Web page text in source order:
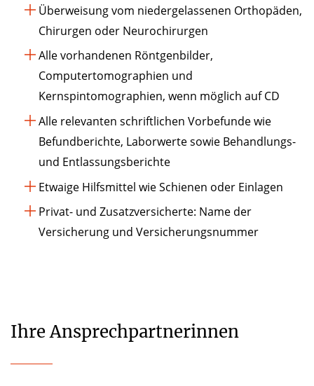
Überweisung vom niedergelassenen Orthopäden,
Chirurgen oder Neurochirurgen
Alle vorhandenen Röntgenbilder,
Computertomographien und
Kernspintomographien, wenn möglich auf CD
Alle relevanten schriftlichen Vorbefunde wie
Befundberichte, Laborwerte sowie Behandlungs-
und Entlassungsberichte
Etwaige Hilfsmittel wie Schienen oder Einlagen
Privat- und Zusatzversicherte: Name der
Versicherung und Versicherungsnummer
Ihre Ansprechpartnerinnen